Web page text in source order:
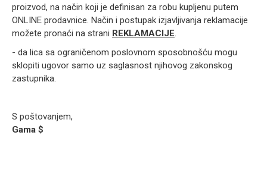
proizvod, na način koji je definisan za robu kupljenu putem
ONLINE prodavnice. Način i postupak izjavljivanja reklamacije
možete pronaći na strani REKLAMACIJE.
- da lica sa ograničenom poslovnom sposobnošću mogu
sklopiti ugovor samo uz saglasnost njihovog zakonskog
zastupnika.
S poštovanjem,
Gama $